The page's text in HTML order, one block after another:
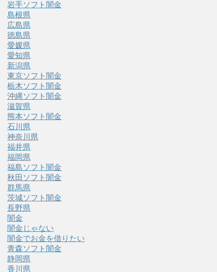
岩手ソフト闇金
島根県
広島県
徳島県
愛媛県
愛知県
新潟県
東京ソフト闇金
栃木ソフト闇金
沖縄ソフト闇金
滋賀県
熊本ソフト闇金
石川県
神奈川県
福井県
福岡県
福島ソフト闇金
秋田ソフト闇金
群馬県
茨城ソフト闇金
長野県
闇金
闇金じゃない
闇金でお金を借りたい
青森ソフト闇金
静岡県
香川県